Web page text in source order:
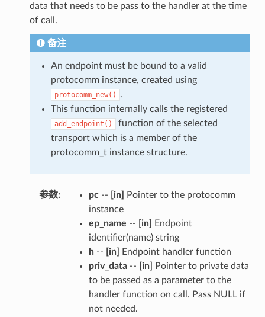
data that needs to be pass to the handler at the time
of call.
备注
An endpoint must be bound to a valid
protocomm instance, created using
protocomm_new()
.
This function internally calls the registered
add_endpoint()
function of the selected
transport which is a member of the
protocomm_t instance structure.
参数: pc-- [in]
Pointer to the protocomm
instance
ep_name -- [in]
Endpoint
identifier(name) string
h-- [in]
Endpoint handler function
priv_data-- [in]
Pointer to private data
to be passed as a parameter to the
handler function on call. Pass NULL if
not needed.